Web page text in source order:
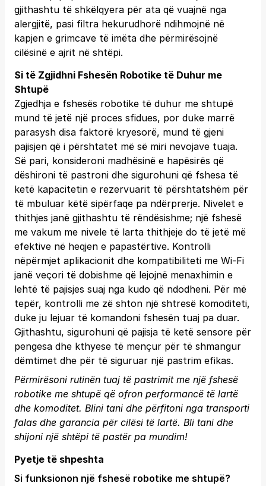
gjithashtu të shkëlqyera për ata që vuajnë nga
alergjitë, pasi filtra hekurudhorë ndihmojnë në
kapjen e grimcave të imëta dhe përmirësojnë
cilësinë e ajrit në shtëpi.
Si të Zgjidhni Fshesën Robotike të Duhur me
Shtupë
Zgjedhja e fshesës robotike të duhur me shtupë
mund të jetë një proces sfidues, por duke marrë
parasysh disa faktorë kryesorë, mund të gjeni
pajisjen që i përshtatet më së miri nevojave tuaja.
Së pari, konsideroni madhësinë e hapësirës që
dëshironi të pastroni dhe sigurohuni që fshesa të
ketë kapacitetin e rezervuarit të përshtatshëm për
të mbuluar këtë sipërfaqe pa ndërprerje. Nivelet e
thithjes janë gjithashtu të rëndësishme; një fshesë
me vakum me nivele të larta thithjeje do të jetë më
efektive në heqjen e papastërtive. Kontrolli
nëpërmjet aplikacionit dhe kompatibiliteti me Wi-Fi
janë veçori të dobishme që lejojnë menaxhimin e
lehtë të pajisjes suaj nga kudo që ndodheni. Për më
tepër, kontrolli me zë shton një shtresë komoditeti,
duke ju lejuar të komandoni fshesën tuaj pa duar.
Gjithashtu, sigurohuni që pajisja të ketë sensore për
pengesa dhe kthyese të mençur për të shmangur
dëmtimet dhe për të siguruar një pastrim efikas.
Përmirësoni rutinën tuaj të pastrimit me një fshesë
robotike me shtupë që ofron performancë të lartë
dhe komoditet. Blini tani dhe përfitoni nga transporti
falas dhe garancia për cilësi të lartë. Bli tani dhe
shijoni një shtëpi të pastër pa mundim!
Pyetje të shpeshta
Si funksionon një fshesë robotike me shtupë?